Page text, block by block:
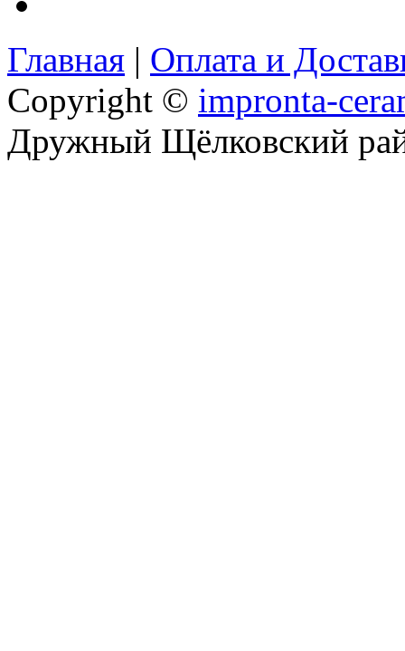
Главная | Оплата и
Copyright © impronta-
Дружный Щёлковский